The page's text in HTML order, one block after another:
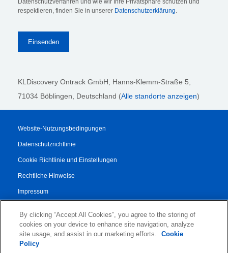
Datenschutzverfahren und wie wir Ihre Privatsphäre schützen und
respektieren, finden Sie in unserer Datenschutzerklärung.
KLDiscovery Ontrack GmbH, Hanns-Klemm-Straße 5,
71034 Böblingen, Deutschland (Alle standorte anzeigen)
Website-Nutzungsbedingungen
Datenschutzrichtlinie
Cookie Richtlinie und Einstellungen
Rechtliche Hinweise
Impressum
AGB
Vertrag für Autorisierte Partner
By clicking “Accept All Cookies”, you agree to the storing of
cookies on your device to enhance site navigation, analyze
site usage, and assist in our marketing efforts.
Cookie
Policy